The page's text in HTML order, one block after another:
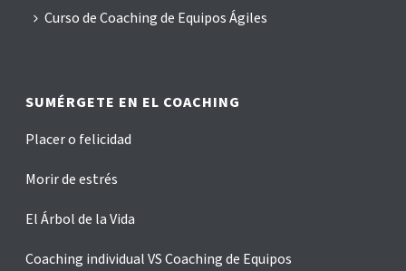
Curso de Coaching de Equipos Ágiles
SUMÉRGETE EN EL COACHING
Placer o felicidad
Morir de estrés
El Árbol de la Vida
Coaching individual VS Coaching de Equipos